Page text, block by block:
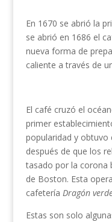
En 1670 se abrió la
se abrió en 1686 el
nueva forma de
caliente a través de
El café cruzó el
primer
popularidad y obtuvo
después de que los
tasado por la corona
de Boston. Esta
cafetería Dragón
Estas son solo